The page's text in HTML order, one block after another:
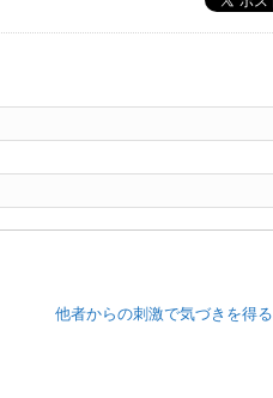
他者からの刺激で気づきを得る